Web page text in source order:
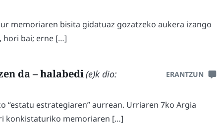
memoriaren bisita gidatuaz gozatzeko aukera izango
hori bai; erne […]
da – halabedi(e)k dio:
ERANTZUN
estrategiaren” aurrean. Urriaren 7ko Argia
konkistaturiko memoriaren […]